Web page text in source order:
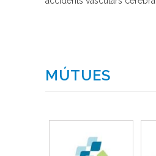
MÚTUES